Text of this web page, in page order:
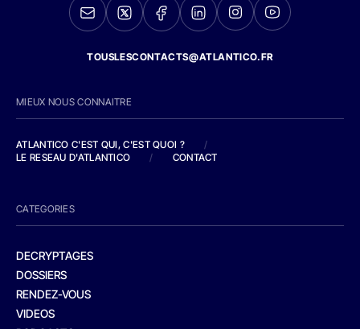
TOUSLESCONTACTS@ATLANTICO.FR
MIEUX NOUS CONNAITRE
ATLANTICO C'EST QUI, C'EST QUOI ?
/
LE RESEAU D'ATLANTICO
/ CONTACT
CATEGORIES
DECRYPTAGES
DOSSIERS
RENDEZ-VOUS
VIDEOS